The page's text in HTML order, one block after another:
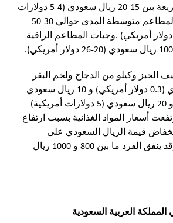
أسعار الوجبات السريعة بين 15-20 ريال سعودي (4-5 دولارات
أمريكية)، ووجبات المطاعم متوسطة المدى حوالي 30-50
ريال سعودي (8-13 دولار أمريكي) .وجبات المطاعم الراقية
الخبز وكيلو من الدجاج ولحم البقر
تكلف 1 ريال سعودي (0.3 دولار أمريكي) و 10 ريال سعودي
(2.6 دولار أمريكي) و 20 ريال سعودي (5 دولارات أمريكية)
أسعار المواد الغذائية بسبب ارتفاع
قيمة الريال السعودي على
الواردات الغذائية، وقد ينفق الفرد ما بين 800 و 1000 ريال
المملكة العربية السعودية